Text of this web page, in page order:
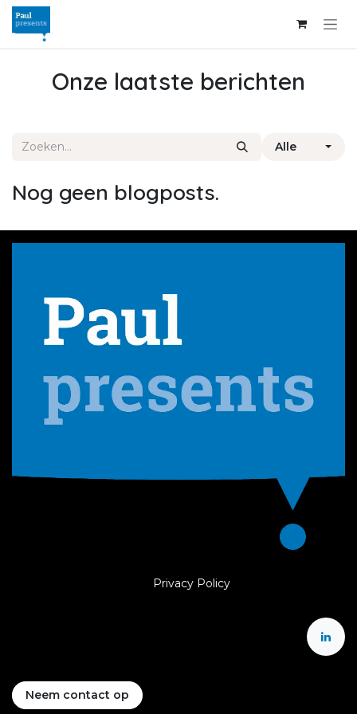
Overslaan naar inhoud
Onze laatste berichten
Alle
Nog geen blogposts.
Privacy Policy
Neem contact op